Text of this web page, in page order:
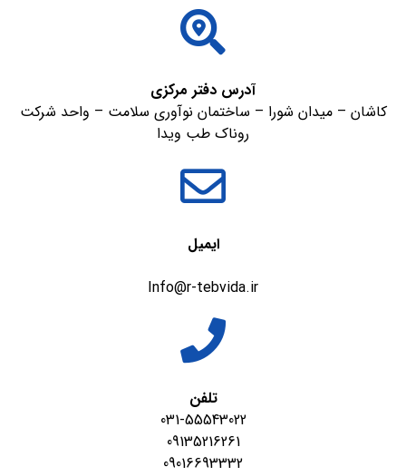
آدرس دفتر مرکزی
کاشان – میدان شورا – ساختمان نوآوری سلامت – واحد شرکت
روناک طب ویدا
ایمیل
Info@r-tebvida.ir
تلفن
031-55543022
09135216261
09016693332